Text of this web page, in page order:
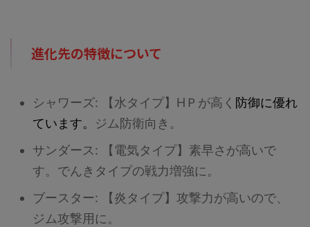
進化先の特徴について
シャワーズ: 【水タイプ】HＰが高く 防御に優れ
ています。 ジム防衛向き。
サンダース: 【電気タイプ】素早さが高いで
す。でんきタイプの戦力増強に。
ブースター: 【炎タイプ】攻撃力が高いので、
ジム攻撃用に。